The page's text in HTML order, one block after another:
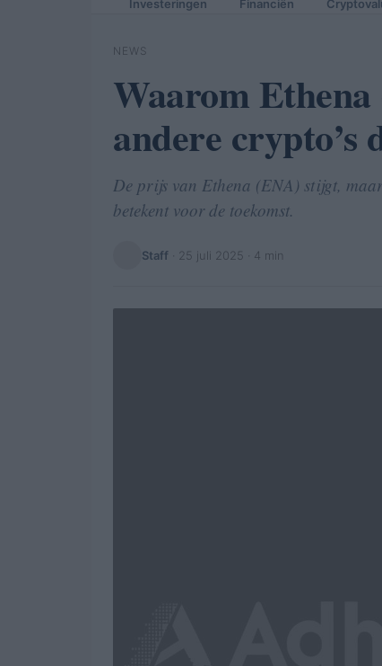
Investeringen Financiën
NEWS
Waarom
andere crypto’s
De prijs van Ethena (ENA) stijgt,
betekent voor de toekomst.
Staff 25 juli 2025 · 4 min